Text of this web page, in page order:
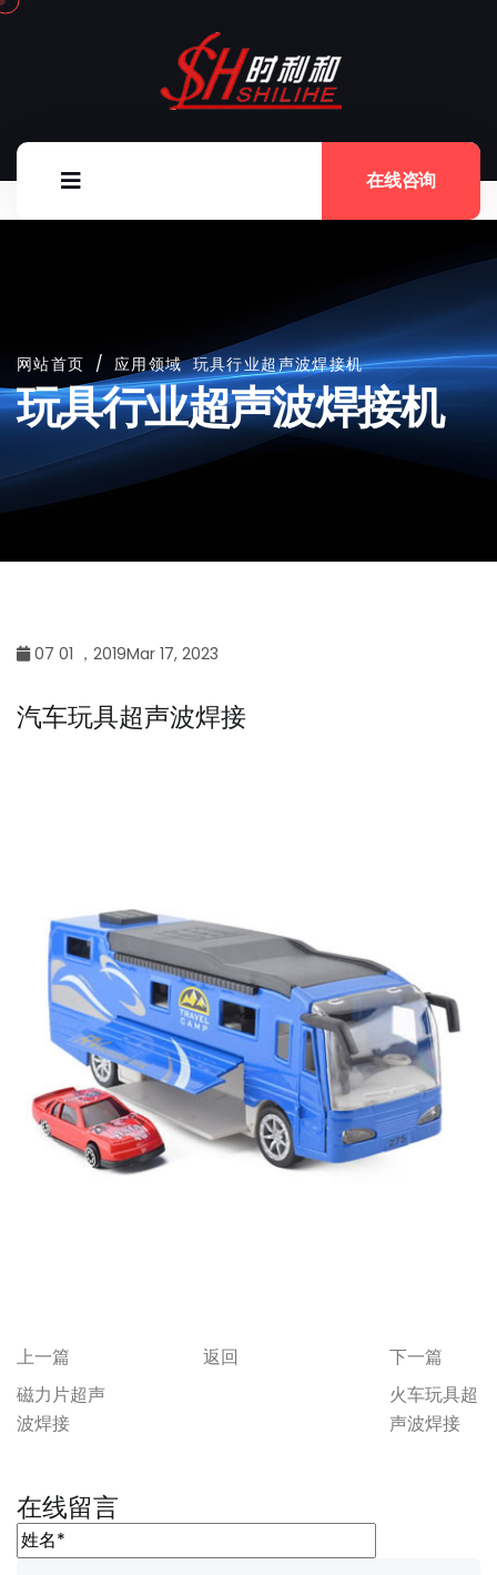
在线咨询
网站首页 / 应用领域 玩具行业超声波焊接机
玩具行业超声波焊接机
07 01 ，2019Mar 17, 2023
汽车玩具超声波焊接
上一篇
磁力片超声
波焊接
返回
下一篇
火车玩具超
声波焊接
在线留言